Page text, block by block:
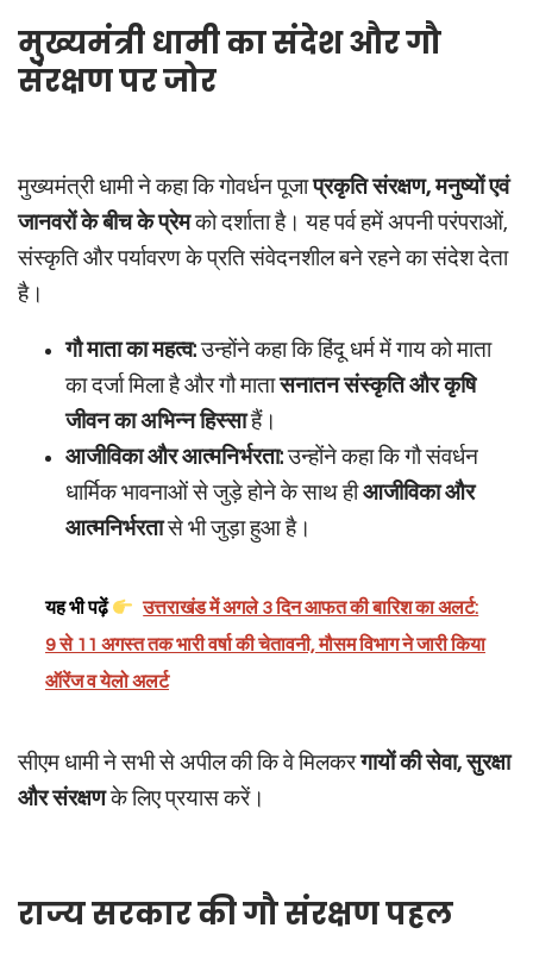
मुख्यमंत्री धामी का संदेश और गौ
संरक्षण पर जोर
मुख्यमंत्री धामी ने कहा कि गोवर्धन पूजाप्रकृति संरक्षण, मनुष्यों एवं
जानवरों के बीच के प्रेमको दर्शाता है। यह पर्व हमें अपनी परंपराओं,
संस्कृति और पर्यावरण के प्रति संवेदनशील बने रहने का संदेश देता
है।
गौ माता का महत्व:उन्होंने कहा कि हिंदू धर्म में गाय को माता
का दर्जा मिला है और गौ मातासनातन संस्कृति और कृषि
जीवन का अभिन्न हिस्साहैं।
आजीविका और आत्मनिर्भरता:उन्होंने कहा कि गौ संवर्धन
धार्मिक भावनाओं से जुड़े होने के साथ हीआजीविका और
आत्मनिर्भरतासे भी जुड़ा हुआ है।
यह भी पढ़ें
उत्तराखंड में अगले 3 दिन आफत की बारिश का अलर्ट:
9 से 11 अगस्त तक भारी वर्षा की चेतावनी, मौसम विभाग ने जारी किया
ऑरेंज व येलो अलर्ट
सीएम धामी ने सभी से अपील की कि वे मिलकरगायों की सेवा, सुरक्षा
और संरक्षणके लिए प्रयास करें।
राज्य सरकार की गौ संरक्षण पहल